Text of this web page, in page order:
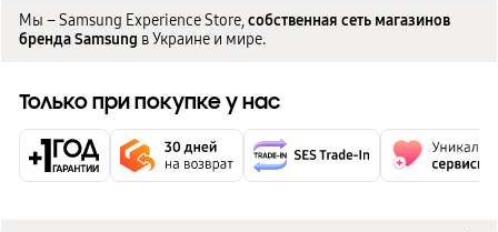
Мы – Samsung Experience Store,собственная сеть магазинов
бренда Samsung в Украине и мире.
Только при покупке у нас